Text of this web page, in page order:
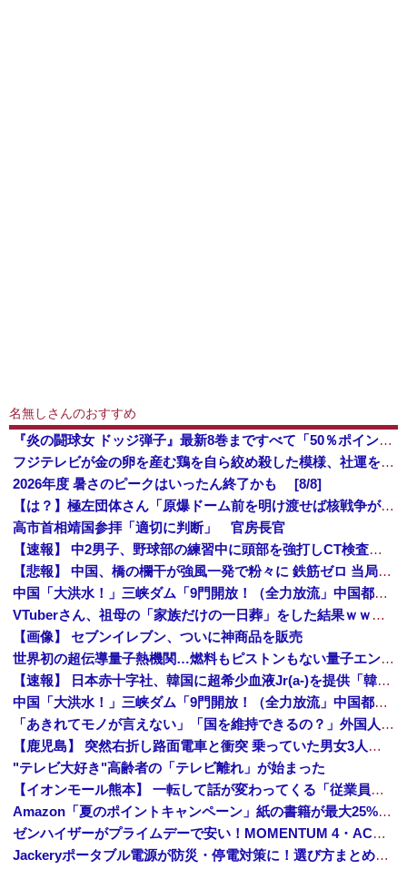
名無しさんのおすすめ
『炎の闘球女 ドッジ弾子』最新8巻まですべて「50％ポイント還元」セール！3,505円分返ってくる！先月発売の新刊も対象！アニメ放送中！名前が下...
フジテレビが金の卵を産む鶏を自ら絞め殺した模様、社運を賭けたドル箱コンテンツが御蔵入りになってしまい……
2026年度 暑さのピークはいったん終了かも [8/8]
【は？】極左団体さん「原爆ドーム前を明け渡せば核戦争が始まる！」→ 観衆のマジレスが鋭すぎるとネットで話題に → ｗｗｗｗｗｗｗｗｗｗｗｗ
高市首相靖国参拝「適切に判断」 官房長官
【速報】 中2男子、野球部の練習中に頭部を強打しCT検査→70代医師「問題ないです」→中学生死亡「他人のCT画像みてました」
【悲報】 中国、橋の欄干が強風一発で粉々に 鉄筋ゼロ 当局「接着剤でくっつけただけ」「正常で、品質問題はない」
中国「大洪水！」三峡ダム「9門開放！（全力放流」中国都市「三峡沿線の道路水没」中国政府「高速道路封鎖！」中国ダム「緊急放流に合わせて開門（土砂崩れ発生」→
VTuberさん、祖母の「家族だけの一日葬」をした結果ｗｗｗｗｗｗｗ
【画像】 セブンイレブン、ついに神商品を販売
世界初の超伝導量子熱機関…燃料もピストンもない量子エンジンが回った！
【速報】 日本赤十字社、韓国に超希少血液Jr(a-)を提供「韓国内では適合する血液を確保できなかった」※今回で4回目
中国「大洪水！」三峡ダム「9門開放！（全力放流」中国都市「三峡沿線の道路水没」中国政府「高速道路封鎖！」中国ダム「緊急放流に合わせて開門（土砂崩れ発生」→
「あきれてモノが言えない」「国を維持できるの？」外国人の永住許可要件の厳格化で在日中国人の本音は？
【鹿児島】 突然右折し路面電車と衝突 乗っていた男女3人は車を放置しダッシュで逃走中
"テレビ大好き"高齢者の「テレビ離れ」が始まった
【イオンモール熊本】 一転して話が変わってくる「従業員の避難誘導の証言が複数」イオン側が社内規定に抵触していた疑い
Amazon「夏のポイントキャンペーン」紙の書籍が最大25%ポイント還元 対象と条件を整理（2026年7月）
ゼンハイザーがプライムデーで安い！MOMENTUM 4・ACCENTUMなど対象モデルまとめ！
Jackeryポータブル電源が防災・停電対策に！選び方まとめ【プライムデー最終日】